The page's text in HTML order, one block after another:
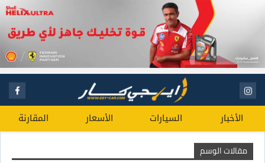
الأخبار السيارات الأسعار المقارنة
مقالات الوسم